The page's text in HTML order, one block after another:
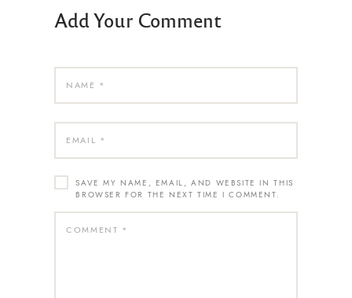
Add Your Comment
SAVE MY NAME, EMAIL, AND WEBSITE IN THIS
BROWSER FOR THE NEXT TIME I COMMENT.